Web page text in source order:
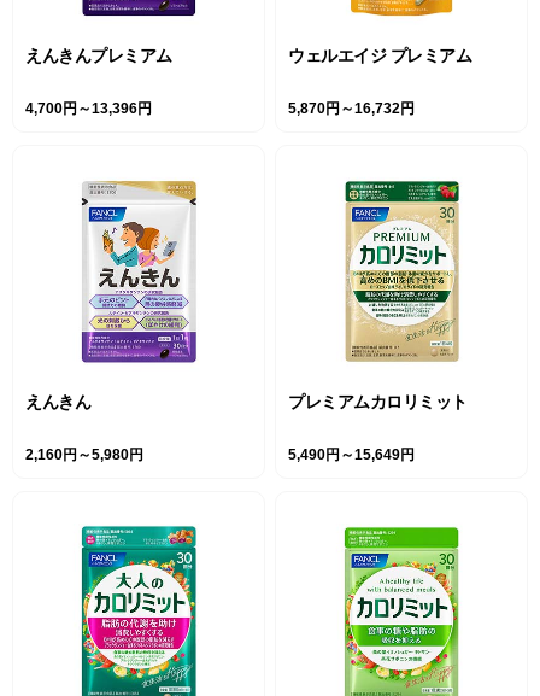
えんきんプレミアム
4,700円～13,396円
ウェルエイジ プレミアム
5,870円～16,732円
えんきん
2,160円～5,980円
プレミアムカロリミット
5,490円～15,649円